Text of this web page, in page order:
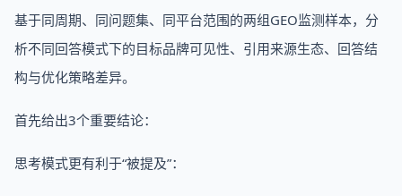
基于同周期、同问题集、同平台范围的两组GEO监测样本，分
析不同回答模式下的目标品牌可见性、引用来源生态、回答结
构与优化策略差异。
首先给出3个重要结论：
思考模式更有利于“被提及”：